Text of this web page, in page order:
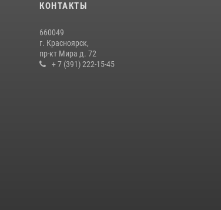
КОНТАКТЫ
660049
г. Красноярск,
пр-кт Мира д. 72
+ 7 (391) 222-15-45